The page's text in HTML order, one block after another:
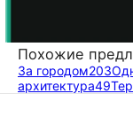
Похожие
За городом203
архитектура49